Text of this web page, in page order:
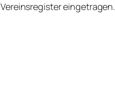
Vereinsregister eingetragen.